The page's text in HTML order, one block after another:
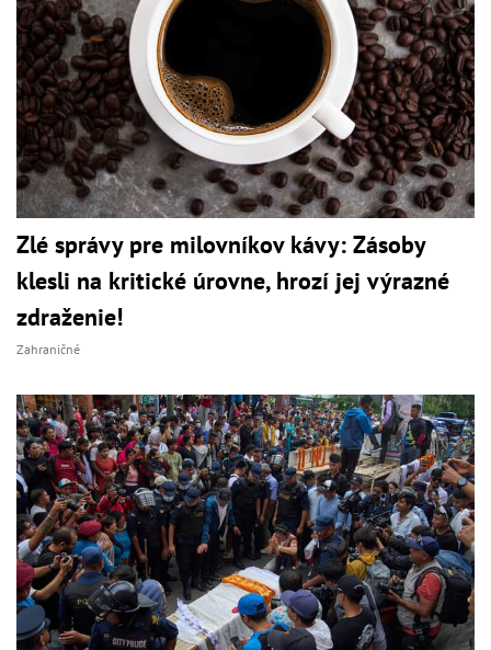
Zlé správy pre milovníkov kávy: Zásoby
klesli na kritické úrovne, hrozí jej výrazné
zdraženie!
Zahraničné